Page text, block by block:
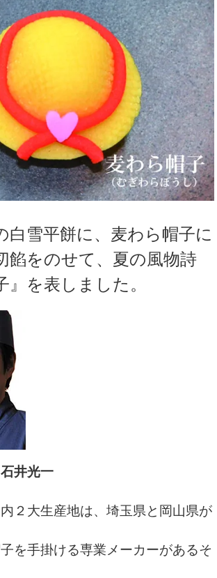
白雪平餅に、麦わら帽子に
餡をのせて、夏の風物詩
』を表しました。
井光一
２大生産地は、埼玉県と岡山県が
を手掛ける専業メーカーがあるそ